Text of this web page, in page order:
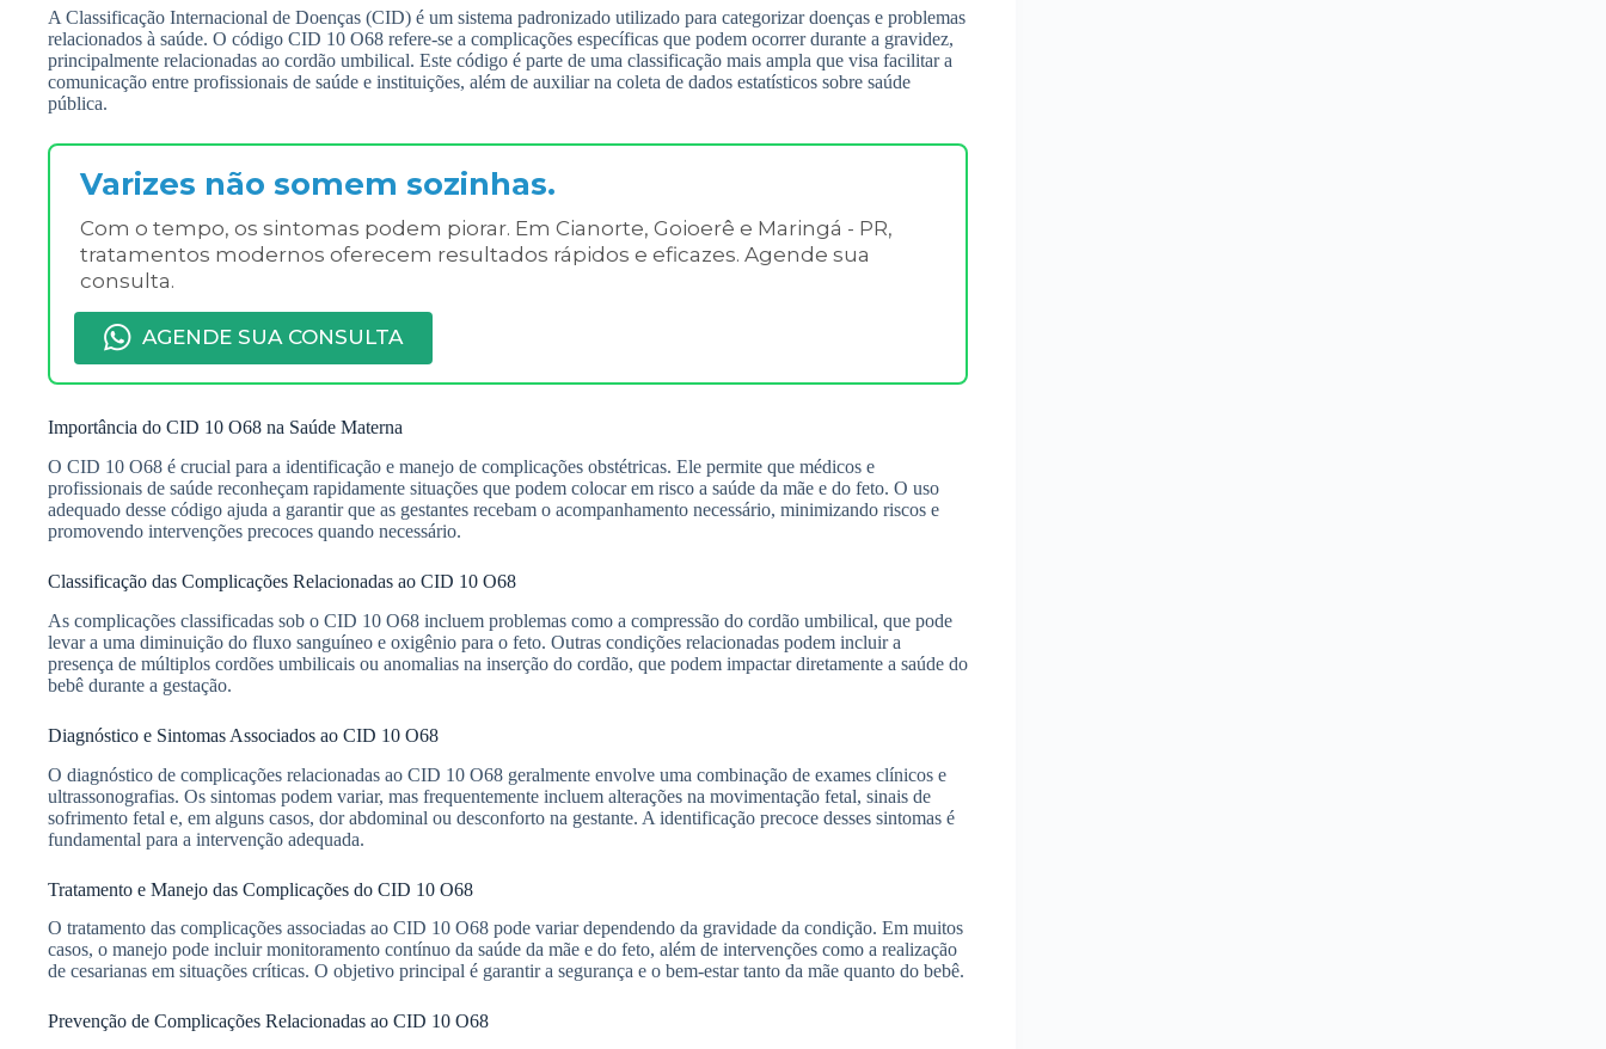
A Classificação Internacional de Doenças (CID) é um sistema padronizado utilizado para categorizar doenças e problemas
relacionados à saúde. O código CID 10 O68 refere-se a complicações específicas que podem ocorrer durante a gravidez,
principalmente relacionadas ao cordão umbilical. Este código é parte de uma classificação mais ampla que visa facilitar a
comunicação entre profissionais de saúde e instituições, além de auxiliar na coleta de dados estatísticos sobre saúde
pública.
Varizes não somem sozinhas.
Com o tempo, os sintomas podem piorar. Em Cianorte, Goioerê e Maringá - PR,
tratamentos modernos oferecem resultados rápidos e eficazes. Agende sua
consulta.
AGENDE SUA CONSULTA
Importância do CID 10 O68 na Saúde Materna
O CID 10 O68 é crucial para a identificação e manejo de complicações obstétricas. Ele permite que médicos e
profissionais de saúde reconheçam rapidamente situações que podem colocar em risco a saúde da mãe e do feto. O uso
adequado desse código ajuda a garantir que as gestantes recebam o acompanhamento necessário, minimizando riscos e
promovendo intervenções precoces quando necessário.
Classificação das Complicações Relacionadas ao CID 10 O68
As complicações classificadas sob o CID 10 O68 incluem problemas como a compressão do cordão umbilical, que pode
levar a uma diminuição do fluxo sanguíneo e oxigênio para o feto. Outras condições relacionadas podem incluir a
presença de múltiplos cordões umbilicais ou anomalias na inserção do cordão, que podem impactar diretamente a saúde do
bebê durante a gestação.
Diagnóstico e Sintomas Associados ao CID 10 O68
O diagnóstico de complicações relacionadas ao CID 10 O68 geralmente envolve uma combinação de exames clínicos e
ultrassonografias. Os sintomas podem variar, mas frequentemente incluem alterações na movimentação fetal, sinais de
sofrimento fetal e, em alguns casos, dor abdominal ou desconforto na gestante. A identificação precoce desses sintomas é
fundamental para a intervenção adequada.
Tratamento e Manejo das Complicações do CID 10 O68
O tratamento das complicações associadas ao CID 10 O68 pode variar dependendo da gravidade da condição. Em muitos
casos, o manejo pode incluir monitoramento contínuo da saúde da mãe e do feto, além de intervenções como a realização
de cesarianas em situações críticas. O objetivo principal é garantir a segurança e o bem-estar tanto da mãe quanto do bebê.
Prevenção de Complicações Relacionadas ao CID 10 O68